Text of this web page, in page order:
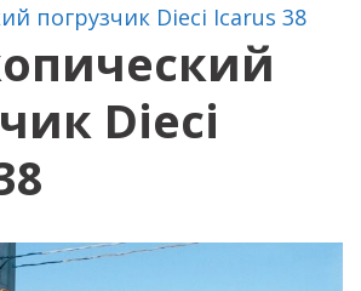
погрузчик Dieci Icarus 38
Dieci